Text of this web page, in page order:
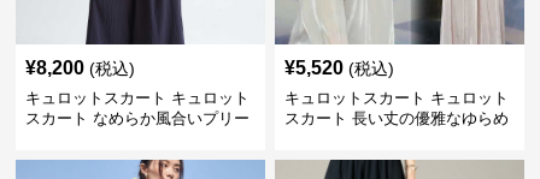
¥8,200 (税込)
キュロットスカート キュロット
スカート なめらか風合いプリー
¥5,520 (税込)
キュロットスカート キュロット
スカート 長い丈の優雅なゆらめ